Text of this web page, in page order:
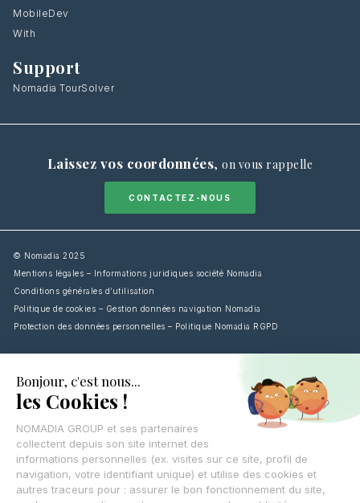
MobileDev
With
Support
Nomadia TourSolver
Laissez vos coordonnées,on vous rappelle
CONTACTEZ-NOUS
© Nomadia 2025
Mentions légales – Informations juridiques société Nomadia
Conditions générales d’utilisation
Politique de cookies – Gestion données navigation Nomadia
Protection des données personnelles – Politique Nomadia RGPD
English
Italiano
Deutsch